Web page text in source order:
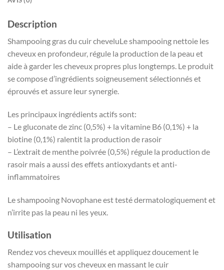
Description
Shampooing gras du cuir cheveluLe shampooing nettoie les
cheveux en profondeur, régule la production de la peau et
aide à garder les cheveux propres plus longtemps. Le produit
se compose d’ingrédients soigneusement sélectionnés et
éprouvés et assure leur synergie.
Les principaux ingrédients actifs sont:
– Le gluconate de zinc (0,5%) + la vitamine B6 (0,1%) + la
biotine (0,1%) ralentit la production de rasoir
– L’extrait de menthe poivrée (0,5%) régule la production de
rasoir mais a aussi des effets antioxydants et anti-
inflammatoires
Le shampooing Novophane est testé dermatologiquement et
n’irrite pas la peau ni les yeux.
Utilisation
Rendez vos cheveux mouillés et appliquez doucement le
shampooing sur vos cheveux en massant le cuir